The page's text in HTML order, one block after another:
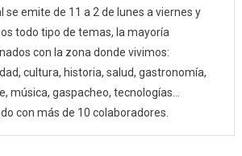
se emite de 11 a 2 de lunes a viernes y
todo tipo de temas, la mayoría
con la zona donde vivimos:
cultura, historia, salud, gastronomía,
música, gaspacheo, tecnologías…
con más de 10 colaboradores.